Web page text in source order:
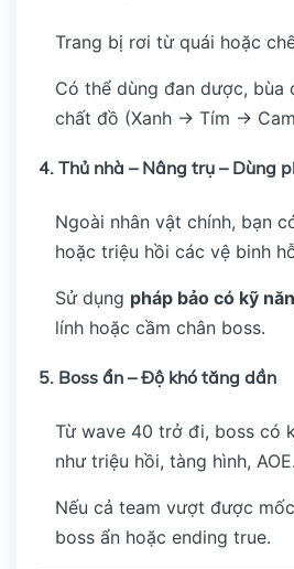
Trang bị rơi từ quái hoặc
Có thể dùng đan dược, bùa
chất đồ (Xanh → Tím →
4. Thủ nhà – Nâng trụ – Dùng
Ngoài nhân vật chính, bạn
hoặc triệu hồi các vệ binh
Sử dụng pháp bảo có kỹ
lính hoặc cầm chân boss.
5. Boss ẩn – Độ khó tăng dần
Từ wave 40 trở đi, boss có
như triệu hồi, tàng hình,
Nếu cả team vượt được
boss ẩn hoặc ending true.